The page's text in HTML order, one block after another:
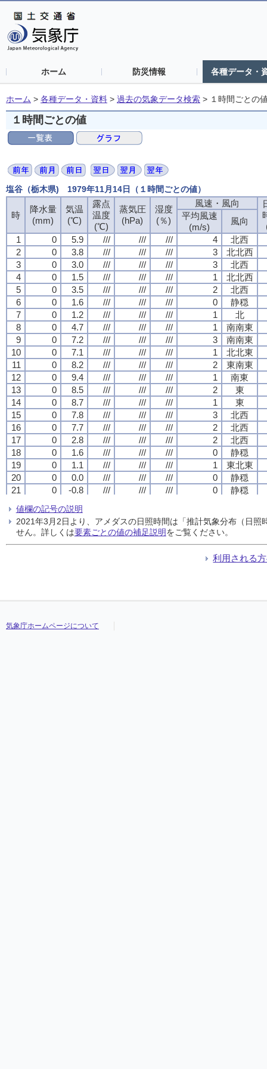
ホーム 防災情報 各種データ・
ホーム > 各種データ・資料 > 過去の気象データ検索 > １時間ごとの
１時間ごとの値
塩谷（栃木県) 1979年11月14日（１時間ごとの値）
時
降水量
(mm)
気温
(℃)
露点
温度
(℃)
蒸気圧
(hPa)
湿度
(％)
風速・風向
平均風速
(m/s)
風向
1
0 5.9 /// /// /// 4
北西
2
0 3.8 /// /// /// 3
北北西
3
0 3.0 /// /// /// 3
北西
4
0 1.5 /// /// /// 1
北北西
5
0 3.5 /// /// /// 2
北西
6
0 1.6 /// /// /// 0
静穏
7
0 1.2 /// /// /// 1
北
8
0 4.7 /// /// /// 1
南南東
9
0 7.2 /// /// /// 3
南南東
10
0 7.1 /// /// /// 1
北北東
11
0 8.2 /// /// /// 2
東南東
12
0 9.4 /// /// /// 1
南東
13
0 8.5 /// /// /// 2
東
14
0 8.7 /// /// /// 1
東
15
0 7.8 /// /// /// 3
北西
16
0 7.7 /// /// /// 2
北西
17
0 2.8 /// /// /// 2
北西
18
0 1.6 /// /// /// 0
静穏
19
0 1.1 /// /// /// 1
東北東
20
0 0.0 /// /// /// 0
静穏
21
0 -0.8 /// /// /// 0
静穏
23
0 -1.8
西北西
24
0 -2.6 /// /// /// 0 静穏
時
降水量
(mm)
気温
(℃)
露点
温度
(℃)
蒸気圧
(hPa)
湿度
(％)
風速・風向
平均風速
(m/s)
風向
1
0 5.9 /// /// /// 4
北西
2
0 3.8 /// /// /// 3
北北西
3
0 3.0 /// /// /// 3
北西
4
0 1.5 /// /// /// 1
北北西
5
0 3.5 /// /// /// 2
北西
6
0 1.6 /// /// /// 0
静穏
7
0 1.2 /// /// /// 1
北
8
0 4.7 /// /// /// 1
南南東
9
0 7.2 /// /// /// 3
南南東
10
0 7.1 /// /// /// 1
北北東
11
0 8.2 /// /// /// 2
東南東
12
0 9.4 /// /// /// 1
南東
13
0 8.5 /// /// /// 2
東
14
0 8.7 /// /// /// 1
東
15
0 7.8 /// /// /// 3
北西
16
0 7.7 /// /// /// 2
北西
17
0 2.8 /// /// /// 2
北西
18
0 1.6 /// /// /// 0
静穏
19
0 1.1 /// /// /// 1
東北東
20
0 0.0 /// /// /// 0
静穏
21
0 -0.8 /// /// /// 0
静穏
23
0 -1.8
西北西
24
0 -2.6 /// /// /// 0 静穏
時
降水量
(mm)
気温
(℃)
露点
温度
(℃)
蒸気圧
(hPa)
湿度
(％)
風速・風向
平均風速
(m/s)
風向
1
0 5.9 /// /// /// 4
北西
2
0 3.8 /// /// /// 3
北北西
3
0 3.0 /// /// /// 3
北西
4
0 1.5 /// /// /// 1
北北西
5
0 3.5 /// /// /// 2
北西
6
0 1.6 /// /// /// 0
静穏
7
0 1.2 /// /// /// 1
北
8
0 4.7 /// /// /// 1
南南東
9
0 7.2 /// /// /// 3
南南東
10
0 7.1 /// /// /// 1
北北東
11
0 8.2 /// /// /// 2
東南東
12
0 9.4 /// /// /// 1
南東
13
0 8.5 /// /// /// 2
東
14
0 8.7 /// /// /// 1
東
15
0 7.8 /// /// /// 3
北西
16
0 7.7 /// /// /// 2
北西
17
0 2.8 /// /// /// 2
北西
18
0 1.6 /// /// /// 0
静穏
19
0 1.1 /// /// /// 1
東北東
20
0 0.0 /// /// /// 0
静穏
21
0 -0.8 /// /// /// 0
静穏
23
0 -1.8
西北西
24
0 -2.6 /// /// /// 0 静穏
時
降水量
(mm)
気温
(℃)
露点
温度
(℃)
蒸気圧
(hPa)
湿度
(％)
風速・風向
平均風速
(m/s)
風向
1
0 5.9 /// /// /// 4
北西
2
0 3.8 /// /// /// 3
北北西
3
0 3.0 /// /// /// 3
北西
4
0 1.5 /// /// /// 1
北北西
5
0 3.5 /// /// /// 2
北西
6
0 1.6 /// /// /// 0
静穏
7
0 1.2 /// /// /// 1
北
8
0 4.7 /// /// /// 1
南南東
9
0 7.2 /// /// /// 3
南南東
10
0 7.1 /// /// /// 1
北北東
11
0 8.2 /// /// /// 2
東南東
12
0 9.4 /// /// /// 1
南東
13
0 8.5 /// /// /// 2
東
14
0 8.7 /// /// /// 1
東
15
0 7.8 /// /// /// 3
北西
16
0 7.7 /// /// /// 2
北西
17
0 2.8 /// /// /// 2
北西
18
0 1.6 /// /// /// 0
静穏
19
0 1.1 /// /// /// 1
東北東
20
0 0.0 /// /// /// 0
静穏
21
0 -0.8 /// /// /// 0
静穏
23
0 -1.8
西北西
24
0 -2.6 /// /// /// 0 静穏
値欄の記号の説明
2021年3月2日より、アメダスの日照時間は「推計気象分布（日
せん。詳しくは要素ごとの値の補足説明をご覧ください。
利用される
気象庁ホームページについて